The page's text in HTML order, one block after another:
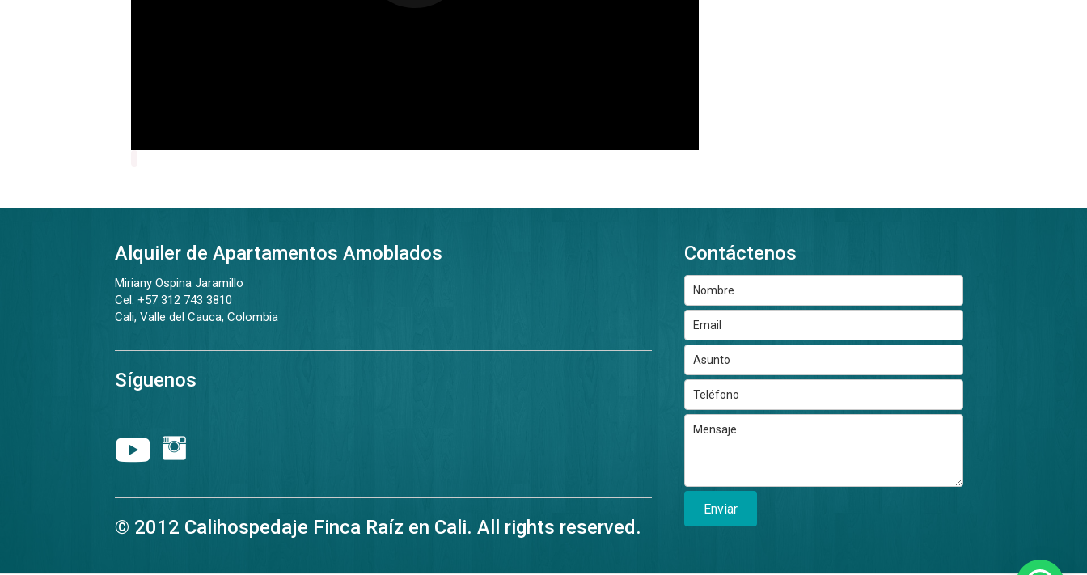
Alquiler de Apartamentos Amoblados
Miriany Ospina Jaramillo
Cel. +57 312 743 3810
Cali, Valle del Cauca, Colombia
Síguenos
© 2012 Calihospedaje Finca Raíz en Cali. All rights reserved.
Contáctenos
Enviar